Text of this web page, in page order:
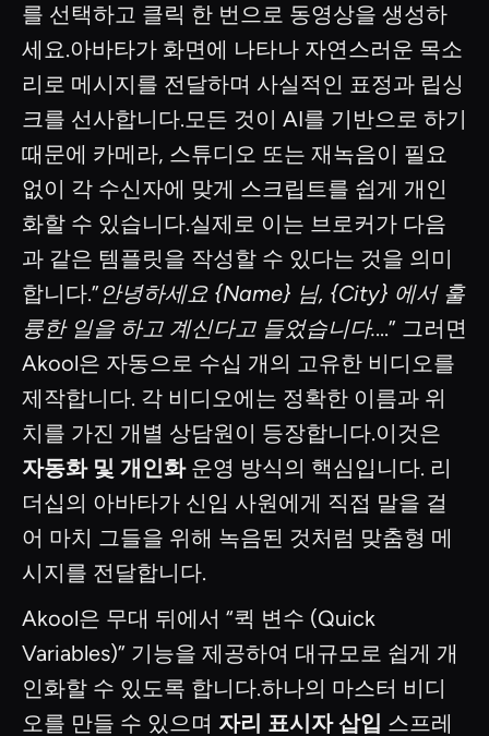
를 선택하고 클릭 한 번으로 동영상을 생성하
세요.아바타가 화면에 나타나 자연스러운 목소
리로 메시지를 전달하며 사실적인 표정과 립싱
크를 선사합니다.모든 것이 AI를 기반으로 하기
때문에 카메라, 스튜디오 또는 재녹음이 필요
없이 각 수신자에 맞게 스크립트를 쉽게 개인
화할 수 있습니다.실제로 이는 브로커가 다음
과 같은 템플릿을 작성할 수 있다는 것을 의미
합니다.”안녕하세요 {Name} 님, {City} 에서 훌
륭한 일을 하고 계신다고 들었습니다....” 그러면
Akool은 자동으로 수십 개의 고유한 비디오를
제작합니다. 각 비디오에는 정확한 이름과 위
치를 가진 개별 상담원이 등장합니다.이것은
자동화 및 개인화운영 방식의 핵심입니다. 리
더십의 아바타가 신입 사원에게 직접 말을 걸
어 마치 그들을 위해 녹음된 것처럼 맞춤형 메
시지를 전달합니다.
Akool은 무대 뒤에서 “퀵 변수 (Quick
Variables)” 기능을 제공하여 대규모로 쉽게 개
인화할 수 있도록 합니다.하나의 마스터 비디
오를 만들 수 있으며 자리 표시자 삽입 스프레